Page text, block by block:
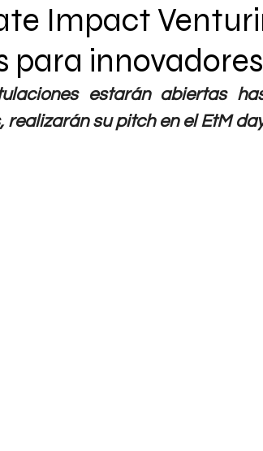
Impact
para innovadores
estarán abiertas
realizarán su pitch en el EtM